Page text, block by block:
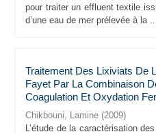
pour traiter un effluent textile
d’une eau de mer prélevée à la
Traitement Des Lixiviats De
Fayet Par La Combinaison
Coagulation Et Oxydation
Chikbouni, Lamine (2009)
L’étude de la caractérisation